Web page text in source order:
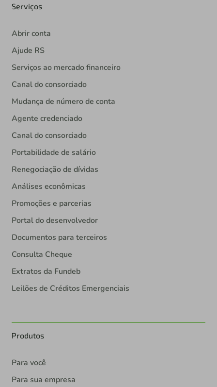
Serviços
Abrir conta
Ajude RS
Serviços ao mercado financeiro
Canal do consorciado
Mudança de número de conta
Agente credenciado
Canal do consorciado
Portabilidade de salário
Renegociação de dívidas
Análises econômicas
Promoções e parcerias
Portal do desenvolvedor
Documentos para terceiros
Consulta Cheque
Extratos da Fundeb
Leilões de Créditos Emergenciais
Produtos
Para você
Para sua empresa